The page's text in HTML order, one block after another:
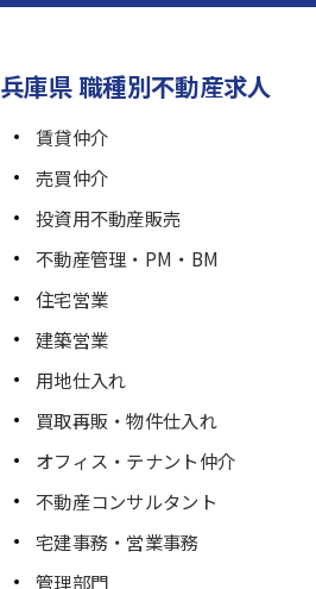
兵庫県 職種別不動産求人
賃貸仲介
売買仲介
投資用不動産販売
不動産管理・PM・BM
住宅営業
建築営業
用地仕入れ
買取再販・物件仕入れ
オフィス・テナント仲介
不動産コンサルタント
宅建事務・営業事務
管理部門